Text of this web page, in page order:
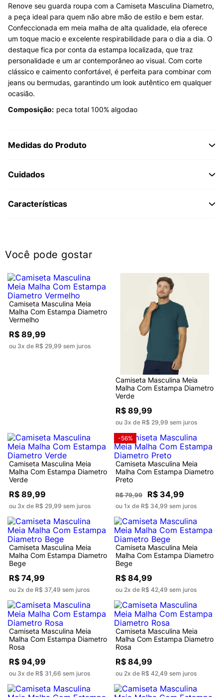
Renove seu guarda roupa com a Camiseta Masculina Diametro,
a peça ideal para quem não abre mão de estilo e bem estar.
Confeccionada em meia malha de alta qualidade, ela oferece
um toque macio e excelente respirabilidade para o dia a dia. O
destaque fica por conta da estampa localizada, que traz
personalidade e um ar contemporâneo ao visual. Com corte
clássico e caimento confortável, é perfeita para combinar com
jeans ou bermudas, garantindo um look autêntico em qualquer
ocasião.
Composição: peca total 100% algodao
Medidas do Produto
Cuidados
Características
Você pode gostar
Camiseta Masculina Meia
Malha Com Estampa Diametro
Vermelho
R$ 89,99
ou 3x de R$ 29,99 sem juros
Camiseta Masculina Meia
Malha Com Estampa Diametro
Verde
R$ 89,99
ou 3x de R$ 29,99 sem juros
Camiseta Masculina Meia
Malha Com Estampa Diametro
Verde
R$ 89,99
ou 3x de R$ 29,99 sem juros
-56%
Camiseta Masculina Meia
Malha Com Estampa Diametro
Preto
R$ 79,99 R$ 34,99
ou 1x de R$ 34,99 sem juros
Camiseta Masculina Meia
Malha Com Estampa Diametro
Bege
R$ 74,99
ou 2x de R$ 37,49 sem juros
Camiseta Masculina Meia
Malha Com Estampa Diametro
Bege
R$ 84,99
ou 2x de R$ 42,49 sem juros
Camiseta Masculina Meia
Malha Com Estampa Diametro
Rosa
R$ 94,99
ou 3x de R$ 31,66 sem juros
Camiseta Masculina Meia
Malha Com Estampa Diametro
Rosa
R$ 84,99
ou 2x de R$ 42,49 sem juros